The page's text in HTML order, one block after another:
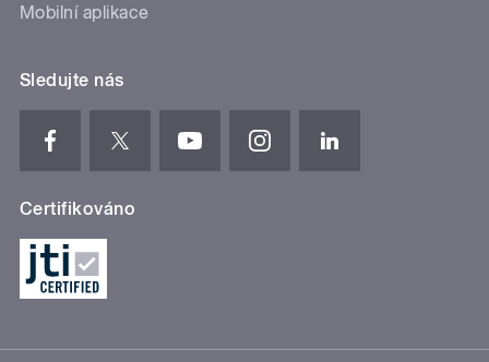
Mobilní aplikace
Sledujte nás
Certifikováno